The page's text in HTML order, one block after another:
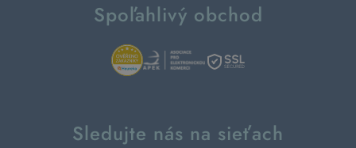
Spoľahlivý obchod
Sledujte nás na sieťach